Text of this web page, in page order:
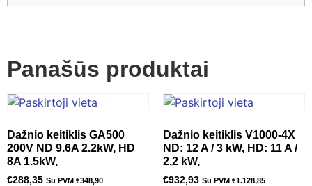
Panašūs produktai
Dažnio keitiklis GA500
200V ND 9.6A 2.2kW, HD
8A 1.5kW,
€288,35 Su PVM €348,90
Dažnio keitiklis V1000-4X
ND: 12 A / 3 kW, HD: 11 A /
2,2 kW,
€932,93 Su PVM €1.128,85